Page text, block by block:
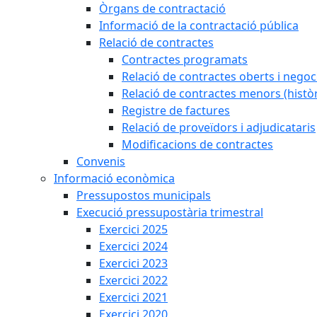
Òrgans de contractació
Informació de la contractació pública
Relació de contractes
Contractes programats
Relació de contractes oberts i
Relació de contractes menors
Registre de factures
Relació de proveïdors i adjudicataris
Modificacions de contractes
Convenis
Informació econòmica
Pressupostos municipals
Execució pressupostària trimestral
Exercici 2025
Exercici 2024
Exercici 2023
Exercici 2022
Exercici 2021